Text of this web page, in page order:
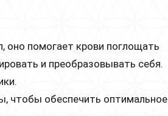
оно помогает крови поглощать
и преобразовывать себя.
чтобы обеспечить оптимальное